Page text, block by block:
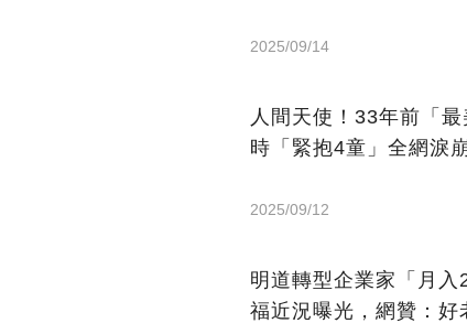
2025/09/14
人間天使！33年前「
時「緊抱4童」全網淚
2025/09/12
明道轉型企業家「月
福近況曝光，網贊：好